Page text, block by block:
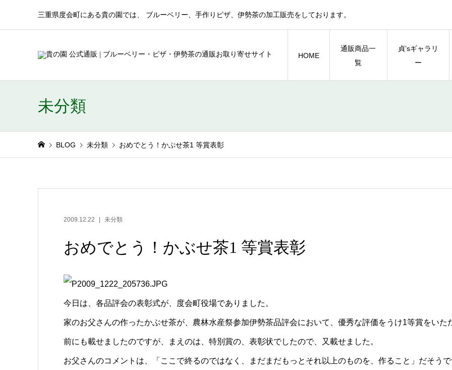
三重県度会町にある貴の園では、 ブルーベリー、手作りピザ、伊勢茶の加工販売をしております。
HOME
通販商品一
覧
貞’sギャラリ
ー
未分類
BLOG 未分類 おめでとう！かぶせ茶1 等賞表彰
2009.12.22 未分類
おめでとう！かぶせ茶1 等賞表彰
今日は、各品評会の表彰式が、度会町役場でありました。
家のお父さんの作ったかぶせ茶が、農林水産祭参加伊勢茶品評会において、優秀な評価をうけ1等賞をいた
前にも載せましたのですが、まえのは、特別賞の、表彰状でしたので、又載せました。
お父さんのコメントは、「ここで終るのではなく、まだまだもっとそれ以上のものを、作ること」だそうで